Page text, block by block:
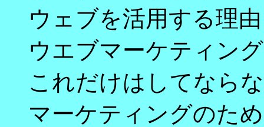
ウェブを活用する理由
ウエブマーケティン
これだけはしてなら
マーケティングのた